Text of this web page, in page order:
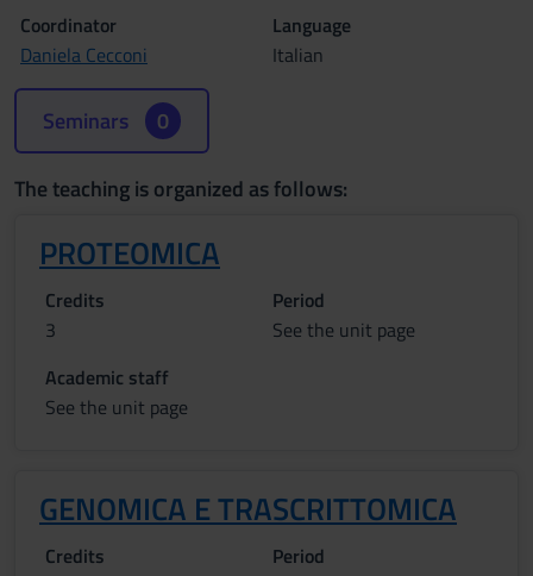
Coordinator
Daniela Cecconi
Language
Italian
Seminars 0
The teaching is organized as follows:
PROTEOMICA
Credits
3
Period
See the unit page
Academic staff
See the unit page
GENOMICA E TRASCRITTOMICA
Credits
Period